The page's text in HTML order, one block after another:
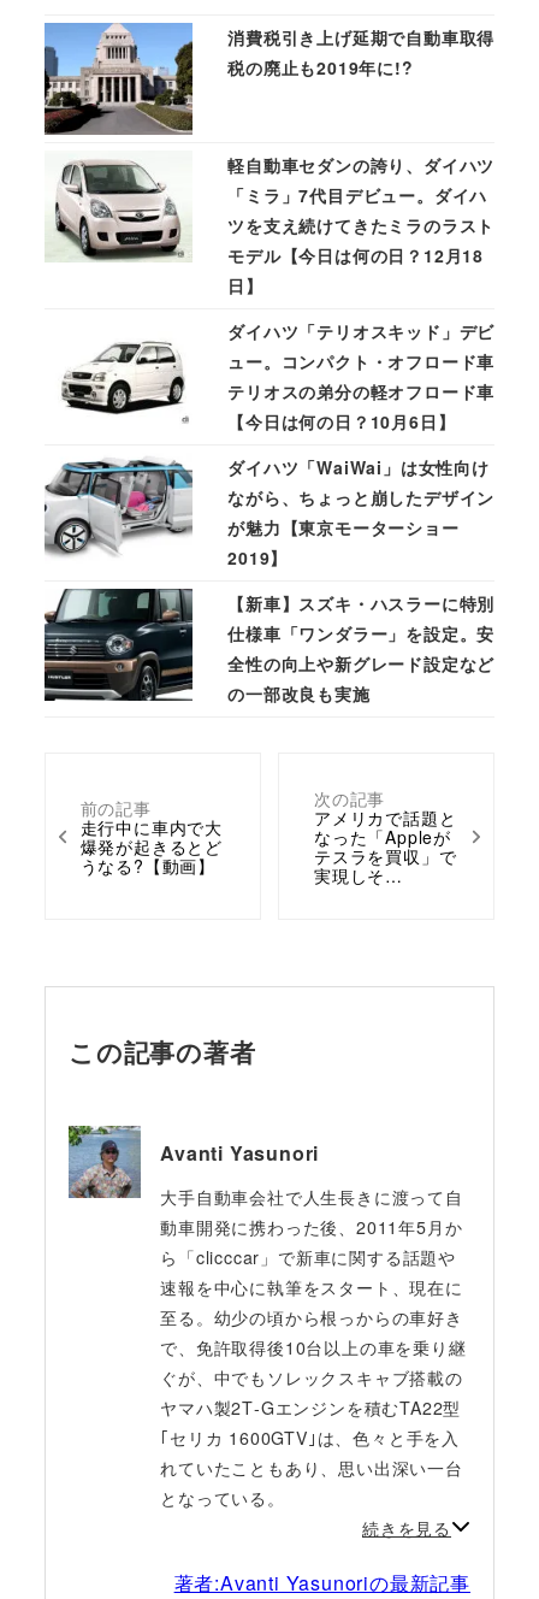
前の記事
走行中に車内で大
爆発が起きるとど
うなる?【動画】
次の記事
アメリカで話題と
なった「Appleが
テスラを買収」で
実現しそ…
消費税引き上げ延期で自動車取得
税の廃止も2019年に!?
軽自動車セダンの誇り、ダイハツ
「ミラ」7代目デビュー。ダイハ
ツを支え続けてきたミラのラスト
モデル【今日は何の日？12月18
日】
ダイハツ「テリオスキッド」デビ
ュー。コンパクト・オフロード車
テリオスの弟分の軽オフロード車
【今日は何の日？10月6日】
ダイハツ「WaiWai」は女性向け
ながら、ちょっと崩したデザイン
が魅力【東京モーターショー
2019】
【新車】スズキ・ハスラーに特別
仕様車「ワンダラー」を設定。安
全性の向上や新グレード設定など
の一部改良も実施
この記事の著者
Avanti Yasunori
大手自動車会社で人生長きに渡って自
動車開発に携わった後、2011年5月か
ら「clicccar」で新車に関する話題や
速報を中心に執筆をスタート、現在に
至る。幼少の頃から根っからの車好き
で、免許取得後10台以上の車を乗り継
ぐが、中でもソレックスキャブ搭載の
ヤマハ製2T‐Gエンジンを積むTA22型
｢セリカ 1600GTV｣は、色々と手を入
れていたこともあり、思い出深い一台
となっている。
続きを見る
著者:Avanti Yasunoriの最新記事